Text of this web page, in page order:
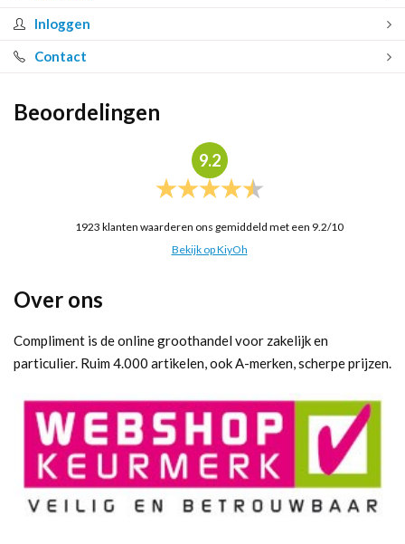
Inloggen
Contact
Beoordelingen
9.2
1923 klanten waarderen ons gemiddeld met een 9.2/10
Bekijk op KiyOh
Over ons
Compliment is de online groothandel voor zakelijk en
particulier. Ruim 4.000 artikelen, ook A-merken, scherpe prijzen.